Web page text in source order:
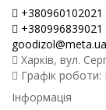
+380960102021
+380996839021
goodizol@meta.ua
Харків, вул.
Графік
Інформація